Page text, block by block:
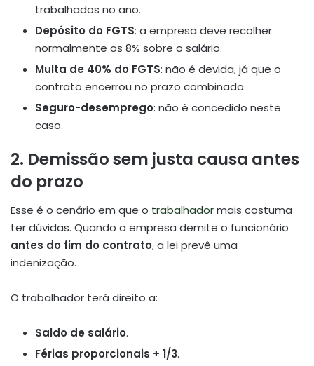
trabalhados no ano.
Depósito do FGTS: a empresa deve recolher
normalmente os 8% sobre o salário.
Multa de 40% do FGTS: não é devida, já que o
contrato encerrou no prazo combinado.
Seguro-desemprego: não é concedido neste
caso.
2. Demissão sem justa causa antes
do prazo
Esse é o cenário em que o trabalhadormais costuma
ter dúvidas. Quando a empresa demite o funcionário
antes do fim do contrato, a lei prevê uma
indenização.
O trabalhador terá direito a:
Saldo de salário.
Férias proporcionais + 1/3.